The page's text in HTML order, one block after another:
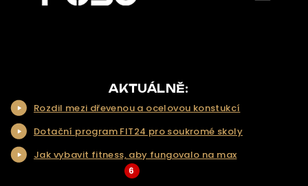
NAŠE NABÍDKA
NAŠE SLUŽBY
REALIZACE
KONTAKT
AKTUÁLNĚ:
Rozdil mezi dřevenou a ocelovou konstukcí
Dotační program FIT24 pro soukromé skoly
Jak vybavit fitness, aby fungovalo na max
6